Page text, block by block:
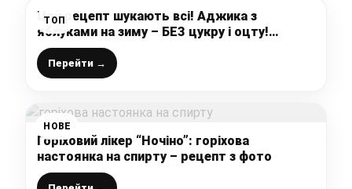
ТОП
Цей рецепт шукають всі! Аджика з
яблуками на зиму – БЕЗ цукру і оцту!
Смачна, ароматна і готується просто!
Перейти →
НОВЕ
Горіховий лікер “Ночіно”: горіхова
настоянка на спирту – рецепт з фото